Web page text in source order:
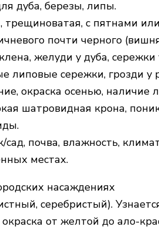
дуба, березы, липы.
с пятнами
почти черного
желуди у дуба,
липовые сережки, грозди у
окраска осенью, наличие
шатровидная крона,
сад, почва, влажность,
местах.
насаждениях
серебристый).
от желтой до ало-